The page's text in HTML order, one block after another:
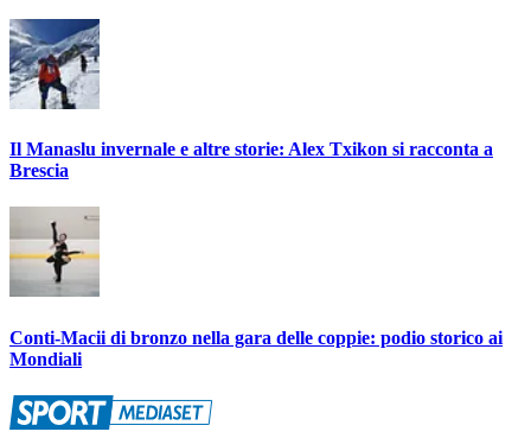
Il Manaslu invernale e altre storie: Alex Txikon si racconta a
Brescia
Conti-Macii di bronzo nella gara delle coppie: podio storico ai
Mondiali